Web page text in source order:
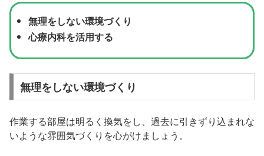
無理をしない環境づくり
心療内科を活用する
無理をしない環境づくり
作業する部屋は明るく換気をし、過去に引きずり込まれな
いような雰囲気づくりを心がけましょう。